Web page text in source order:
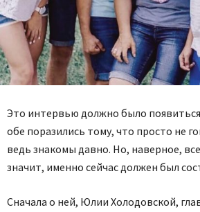
Это интервью должно было
обе поразились тому, что просто не
ведь знакомы давно. Но, наверное,
значит, именно сейчас должен был
Сначала о ней, Юлии Холодовской,